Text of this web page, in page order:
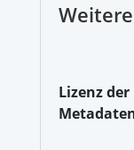
Lizenz der